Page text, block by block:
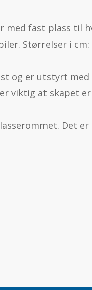
med fast plass til
Størrelser i cm:
og er utstyrt
viktig at skapet
Det